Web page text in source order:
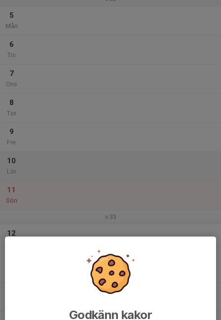
5
Mån
6
Tis
7
Ons
8
Tor
9
Fre
10
Lör
11
Sön
v.33
12
Godkänn kakor